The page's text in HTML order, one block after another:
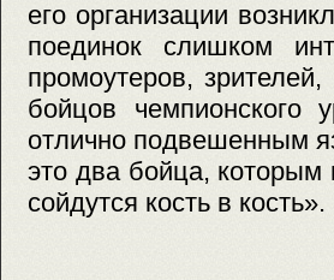
его организации
поединок слишком
промоутеров,
бойцов чемпионского
отлично подвешенным
это два бойца, которым
сойдутся кость в кость».